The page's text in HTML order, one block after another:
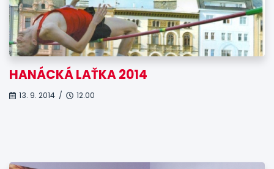
HANÁCKÁ LAŤKA 2014
13. 9. 2014 / 12.00